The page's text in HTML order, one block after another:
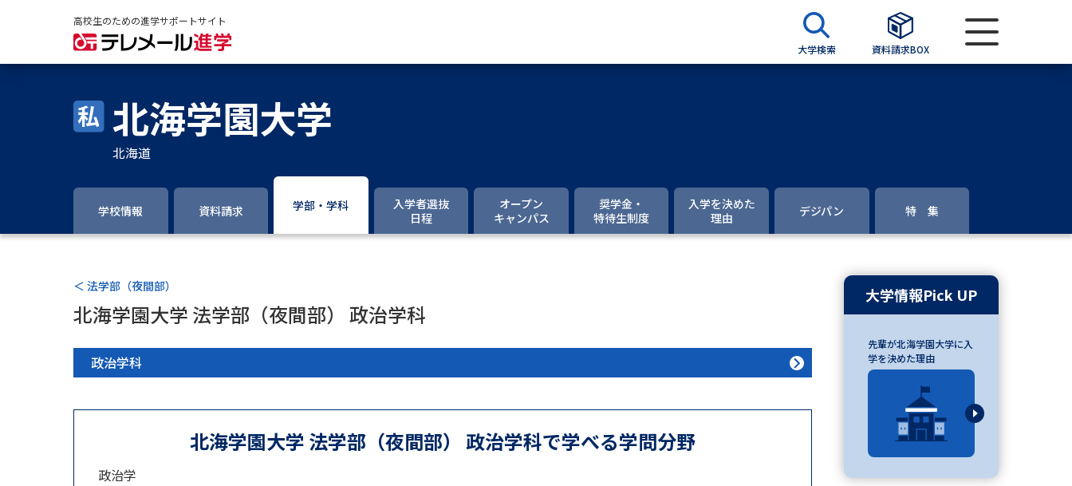
高校生のための進学サポートサイト
大学検索 資料請求BOX
大学パンフ
学部・学科パンフ
総合型選抜・学校推薦型選抜 募集要項＆願書
留学・進学関連、塾・予備校
高等学校（情報）教員資格認定試験
北海学園大学
北海道
学校情報 資料請求 学部・学科
入学者選抜
日程
オープン
キャンパス
奨学金・
特待生制度
入学を決めた
理由
デジパン 特 集
＜ 法学部（夜間部）
北海学園大学 法学部（夜間部） 政治学科
政治学科
北海学園大学 法学部（夜間部） 政治学科で学べる学問分野
政治学
大学情報Pick UP
先輩が北海学園大学に入
学を決めた理由